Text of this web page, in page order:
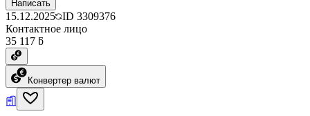
Написать
15.12.2025 ID 3309376
Контактное лицо
35 117 ƃ
Конвертер валют